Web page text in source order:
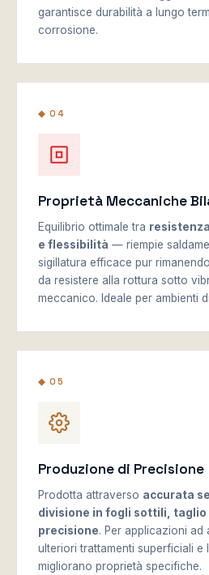
garantisce durabilità a lungo
corrosione.
◆ 04
Proprietà Meccaniche
Equilibrio ottimale tra
e flessibilità — riempie
sigillatura efficace pur
da resistere alla rottura sotto
meccanico. Ideale per ambienti
◆ 05
Produzione di Precisione
Prodotta attraverso accurata
divisione in fogli sottili, taglio
precisione. Per applicazioni ad
ulteriori trattamenti superficiali
migliorano proprietà specifiche.